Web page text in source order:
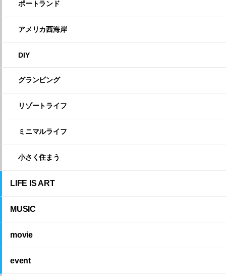
ポートランド
アメリカ西海岸
DIY
グランピング
リゾートライフ
ミニマルライフ
小さく住まう
LIFE IS ART
MUSIC
movie
event